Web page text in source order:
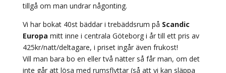
tillgå om man undrar någonting.
Vi har bokat 40st bäddar i trebäddsrum på Scandic
Europa mitt inne i centrala Göteborg i år till ett pris av
425kr/natt/deltagare, i priset ingår även frukost!
Vill man bara bo en eller två nätter så får man, om det
inte går att lösa med rumsflyttar (så att vi kan släppa